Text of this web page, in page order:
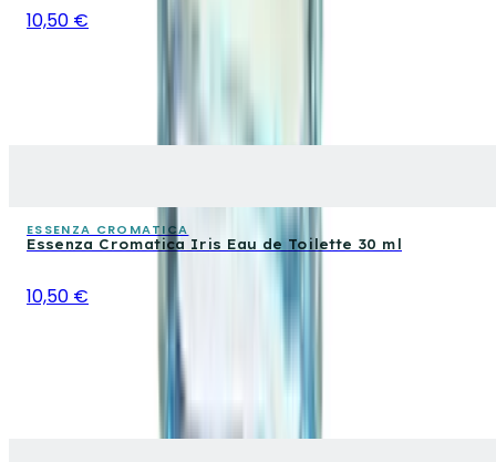
10,50 €
ESSENZA CROMATICA
Essenza Cromatica Iris Eau de Toilette 30 ml
10,50 €